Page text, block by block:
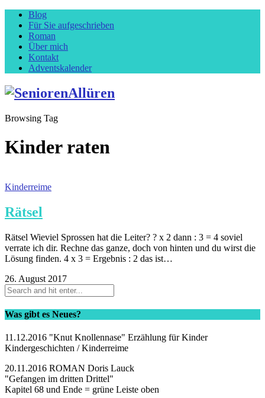
Blog
Für Sie aufgeschrieben
Roman
Über mich
Kontakt
Adventskalender
Browsing Tag
Kinder raten
Kinderreime
Rätsel
Rätsel Wieviel Sprossen hat die Leiter? ? x 2 dann : 3 = 4 soviel
verrate ich dir. Rechne das ganze, doch von hinten und du wirst die
Lösung finden. 4 x 3 = Ergebnis : 2 das ist…
26. August 2017
Was gibt es Neues?
11.12.2016 "Knut Knollennase" Erzählung für Kinder
Kindergeschichten / Kinderreime
20.11.2016 ROMAN Doris Lauck
"Gefangen im dritten Drittel"
Kapitel 68 und Ende = grüne Leiste oben